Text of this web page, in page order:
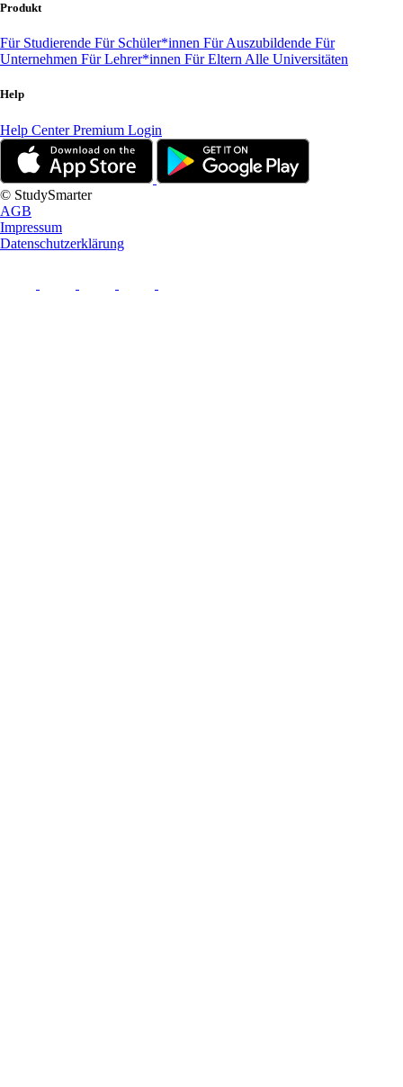
Produkt
Für Studierende Für Schüler*innen Für Auszubildende Für
Unternehmen Für Lehrer*innen Für Eltern Alle Universitäten
Help
Help CenterPremium Login
© StudySmarter
AGB
Impressum
Datenschutzerklärung